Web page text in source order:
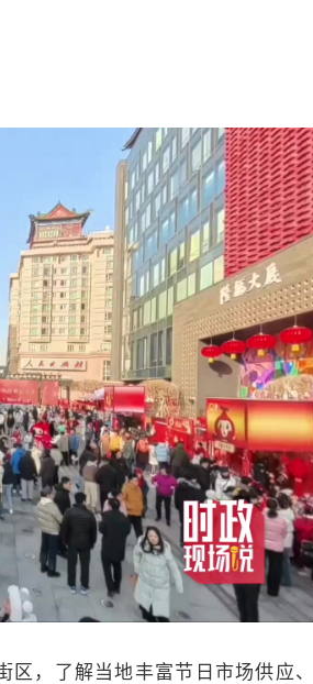
，了解当地丰富节日市场供应、